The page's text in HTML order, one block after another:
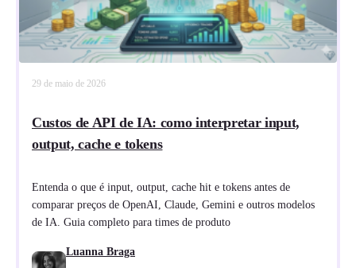
29 de maio de 2026
Custos de API de IA: como interpretar input,
output, cache e tokens
Entenda o que é input, output, cache hit e tokens antes de
comparar preços de OpenAI, Claude, Gemini e outros modelos
de IA. Guia completo para times de produto
Luanna Braga